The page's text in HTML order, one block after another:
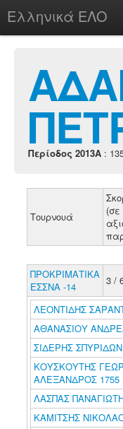
Ελληνικά ΕΛΟ
chesstu.be @ discord
Login
Περίοδος 2013A :
Τουρνουά
(σε
ΠΡΟΚΡΙΜΑΤΙΚΑ
ΕΣΣΝΑ -14
3 /
ΛΕΟΝΤΙΔΗΣ
ΑΘΑΝΑΣΙΟΥ
ΣΙΔΕΡΗΣ ΣΠΥΡΙΔΩΝ
ΚΟΥΣΚΟΥΤΗΣ
ΑΛΕΞΑΝΔΡΟΣ 1755
ΛΑΣΠΑΣ
ΚΑΜΙΤΣΗΣ